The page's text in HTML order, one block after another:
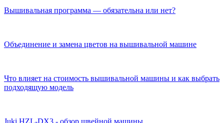
Вышивальная программа — обязательна или нет?
Объединение и замена цветов на вышивальной машине
Что влияет на стоимость вышивальной машины и как выбрать
подходящую модель
Juki HZL-DX3 - обзор швейной машины